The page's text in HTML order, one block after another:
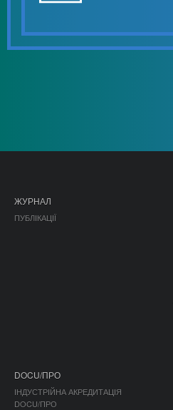
ЖУРНАЛ
ПУБЛІКАЦІЇ
DOCU/ПРО
ІНДУСТРІЙНА АКРЕДИТАЦІЯ
DOCU/ПРО